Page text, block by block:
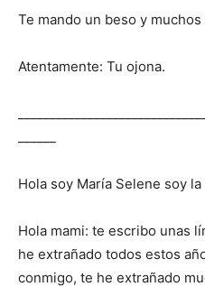
Te mando un beso y
Atentamente: Tu ojona.
Hola soy María Selene soy
Hola mami: te escribo unas
he extrañado todos estos
conmigo, te he extrañado